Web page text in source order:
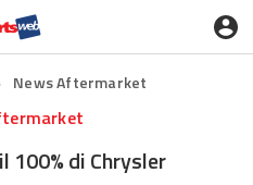
News Aftermarket
100% di Chrysler